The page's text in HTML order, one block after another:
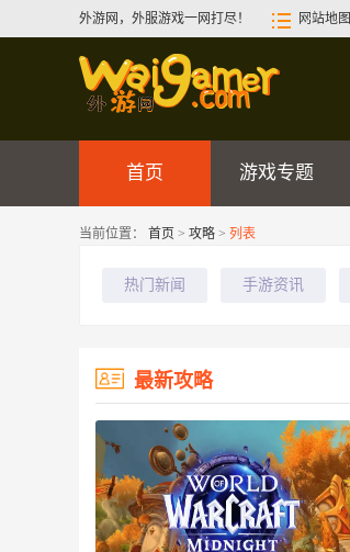
外游网，外服游戏一网打尽！ 网站地图
首页 游戏专题
当前位置： 首页 > 攻略 > 列表
热门新闻 手游资讯
最新攻略